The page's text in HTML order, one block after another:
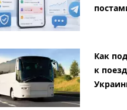
Как
к